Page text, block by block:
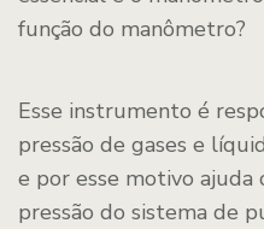
função do manômetro?
Esse instrumento é
pressão de gases e
e por esse motivo
pressão do sistema de